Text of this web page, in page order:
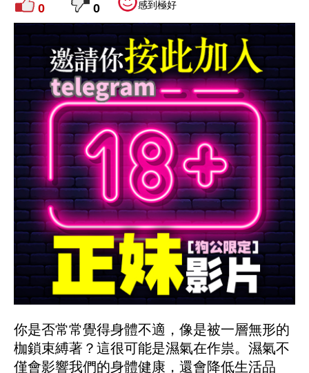
0 0 感到極好
你是否常常覺得身體不適，像是被一層無形的
枷鎖束縛著？這很可能是濕氣在作祟。濕氣不
僅會影響我們的身體健康，還會降低生活品